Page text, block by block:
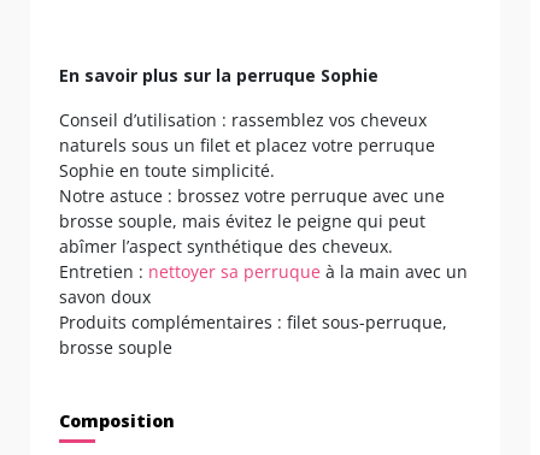
En savoir plus sur la perruque Sophie
Conseil d’utilisation : rassemblez vos cheveux
naturels sous un filet et placez votre perruque
Sophie en toute simplicité.
Notre astuce : brossez votre perruque avec une
brosse souple, mais évitez le peigne qui peut
abîmer l’aspect synthétique des cheveux.
Entretien : nettoyer sa perruque à la main avec un
savon doux
Produits complémentaires : filet sous-perruque,
brosse souple
Composition